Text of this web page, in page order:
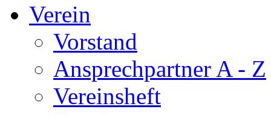
Verein
Vorstand
Ansprechpartner A - Z
Vereinsheft